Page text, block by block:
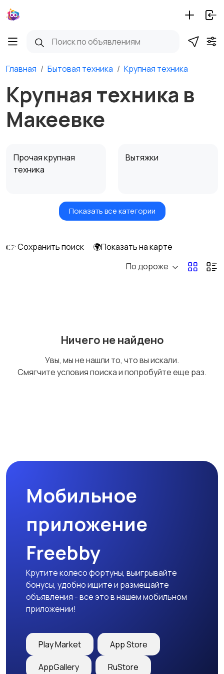
Главная Бытовая техника Крупная техника
Крупная техника в
Макеевке
Прочая крупная
техника
Вытяжки
Посудомоечные
Стиральные машины
Холодильники и
Показать все категории
👉 Сохранить поиск
🌍Показать на карте
По дороже
Ничего не найдено
Увы, мы не нашли то, что вы искали.
Смягчите условия поиска и попробуйте еще раз.
Мобильное
приложение
Freebby
Крутите колесо фортуны, выигрывайте
бонусы, удобно ищите и размещайте
объявления - все это в нашем мобильном
приложении!
Play Market App Store
AppGallery RuStore